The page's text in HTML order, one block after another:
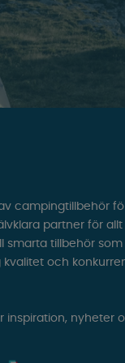
campingtillbehör
partner för
smarta tillbehör
och
inspiration, nyheter